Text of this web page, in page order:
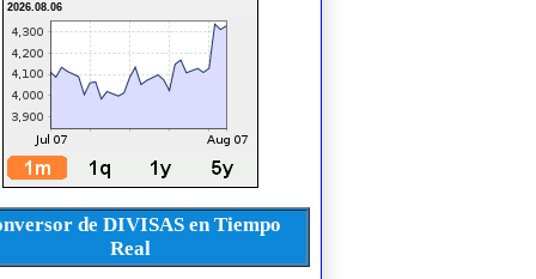
2026.08.06
de DIVISAS en Tiempo
Real